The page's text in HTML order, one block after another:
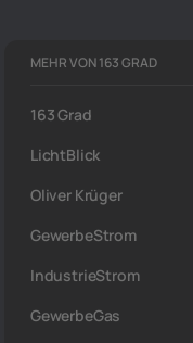
MEHR VON 163 GRAD
163 Grad
LichtBlick
Oliver Krüger
GewerbeStrom
IndustrieStrom
GewerbeGas